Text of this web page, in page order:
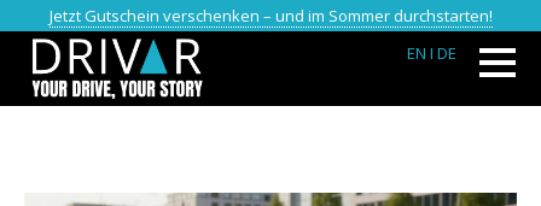
Jetzt Gutschein verschenken – und im Sommer durchstarten!
EN I DE